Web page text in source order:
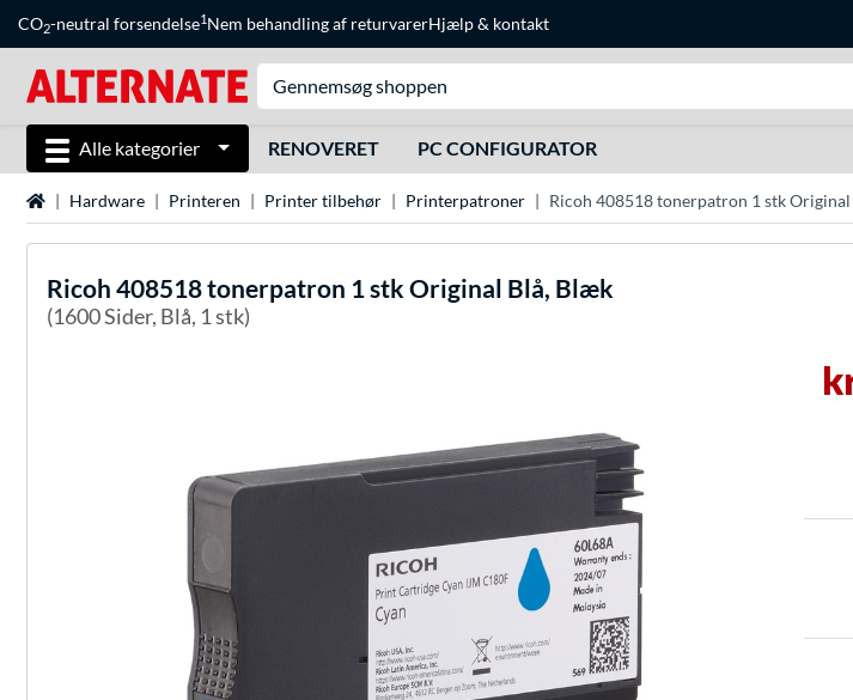
CO2-neutral forsendelse1Nem behandling af returvarerHjælp& kontakt
Alle kategorier RENOVERET PC CONFIGURATOR
StartsideHardware Printeren Printer tilbehør Printerpatroner Ricoh 408518 tonerpatron 1 stk
Ricoh 408518 tonerpatron 1 stk Original Blå, Blæk
(1600 Sider, Blå, 1 stk)